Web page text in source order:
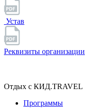
Устав
Реквизиты организации
Отдых с КИД.TRAVEL
Программы